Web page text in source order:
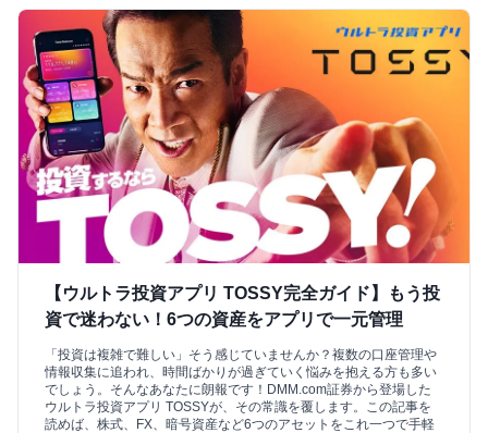
【ウルトラ投資アプリ TOSSY完全ガイド】もう投
資で迷わない！6つの資産をアプリで一元管理
「投資は複雑で難しい」そう感じていませんか？複数の口座管理や
情報収集に追われ、時間ばかりが過ぎていく悩みを抱える方も多い
でしょう。そんなあなたに朗報です！DMM.com証券から登場した
ウルトラ投資アプリ TOSSYが、その常識を覆します。この記事を
読めば、株式、FX、暗号資産など6つのアセットをこれ一つで手軽